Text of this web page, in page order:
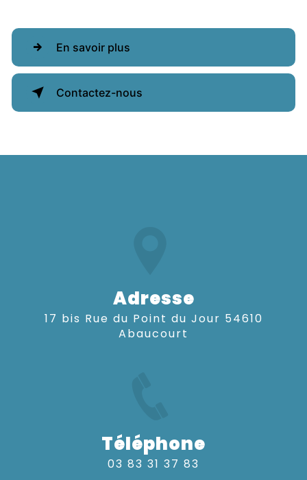
En savoir plus
Contactez-nous
Adresse
17 bis Rue du Point du Jour 54610
Abaucourt
Téléphone
03 83 31 37 83